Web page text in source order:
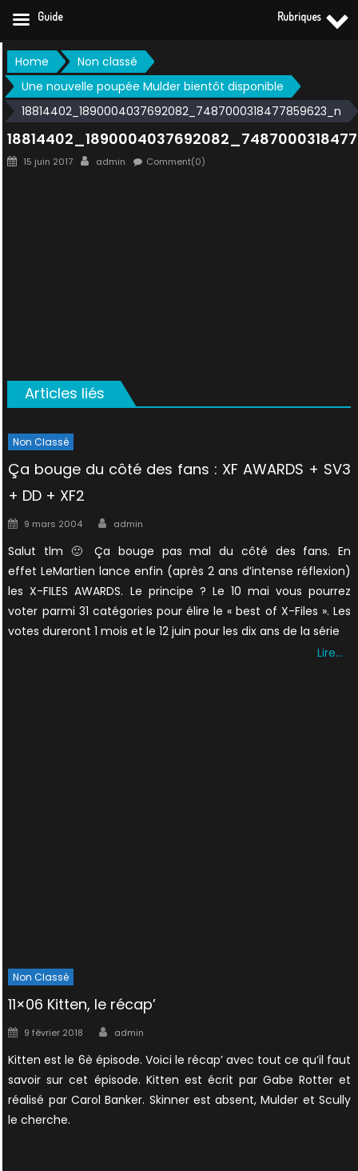
Skip
to
content
Home
Non classé
Une nouvelle poupée Mulder bientôt disponible
18814402_1890004037692082_7487000318477859623_n
Posted
15 juin 2017 Author
admin Comment(0)
Articles liés
Non Classé
Ça bouge du côté des fans : XF AWARDS + SV3
+ DD + XF2
Posted
9 mars 2004 Author
admin
Salut tlm 🙂 Ça bouge pas mal du côté des fans. En
effet LeMartien lance enfin (après 2 ans d’intense réflexion)
les X-FILES AWARDS. Le principe ? Le 10 mai vous pourrez
voter parmi 31 catégories pour élire le « best of X-Files ». Les
votes dureront 1 mois et le 12 juin pour les dix ans de la série
Lire…
Non Classé
11×06 Kitten, le récap’
Posted
9 février 2018 Author
admin
Kitten est le 6è épisode. Voici le récap’ avec tout ce qu’il faut
savoir sur cet épisode. Kitten est écrit par Gabe Rotter et
réalisé par Carol Banker. Skinner est absent, Mulder et Scully
le cherche.
Guide Rubriques